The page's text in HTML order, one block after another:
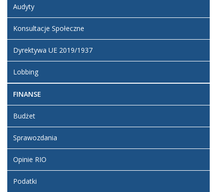
Audyty
Konsultacje Społeczne
Dyrektywa UE 2019/1937
Lobbing
FINANSE
Budżet
Sprawozdania
Opinie RIO
Podatki